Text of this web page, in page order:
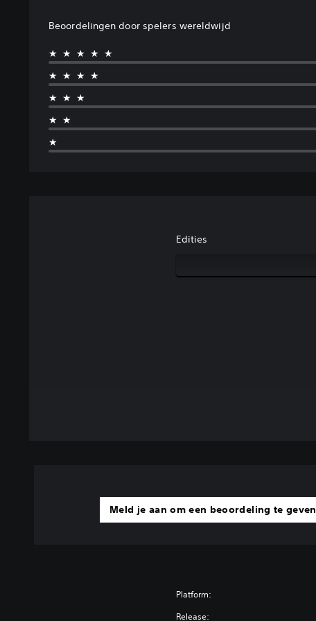
Beoordelingen door spelers wereldwijd
★★★★★
★★★★
★★★
★★
★
Edities
Meld je aan om een beoordeling te geven
Platform:
Release: